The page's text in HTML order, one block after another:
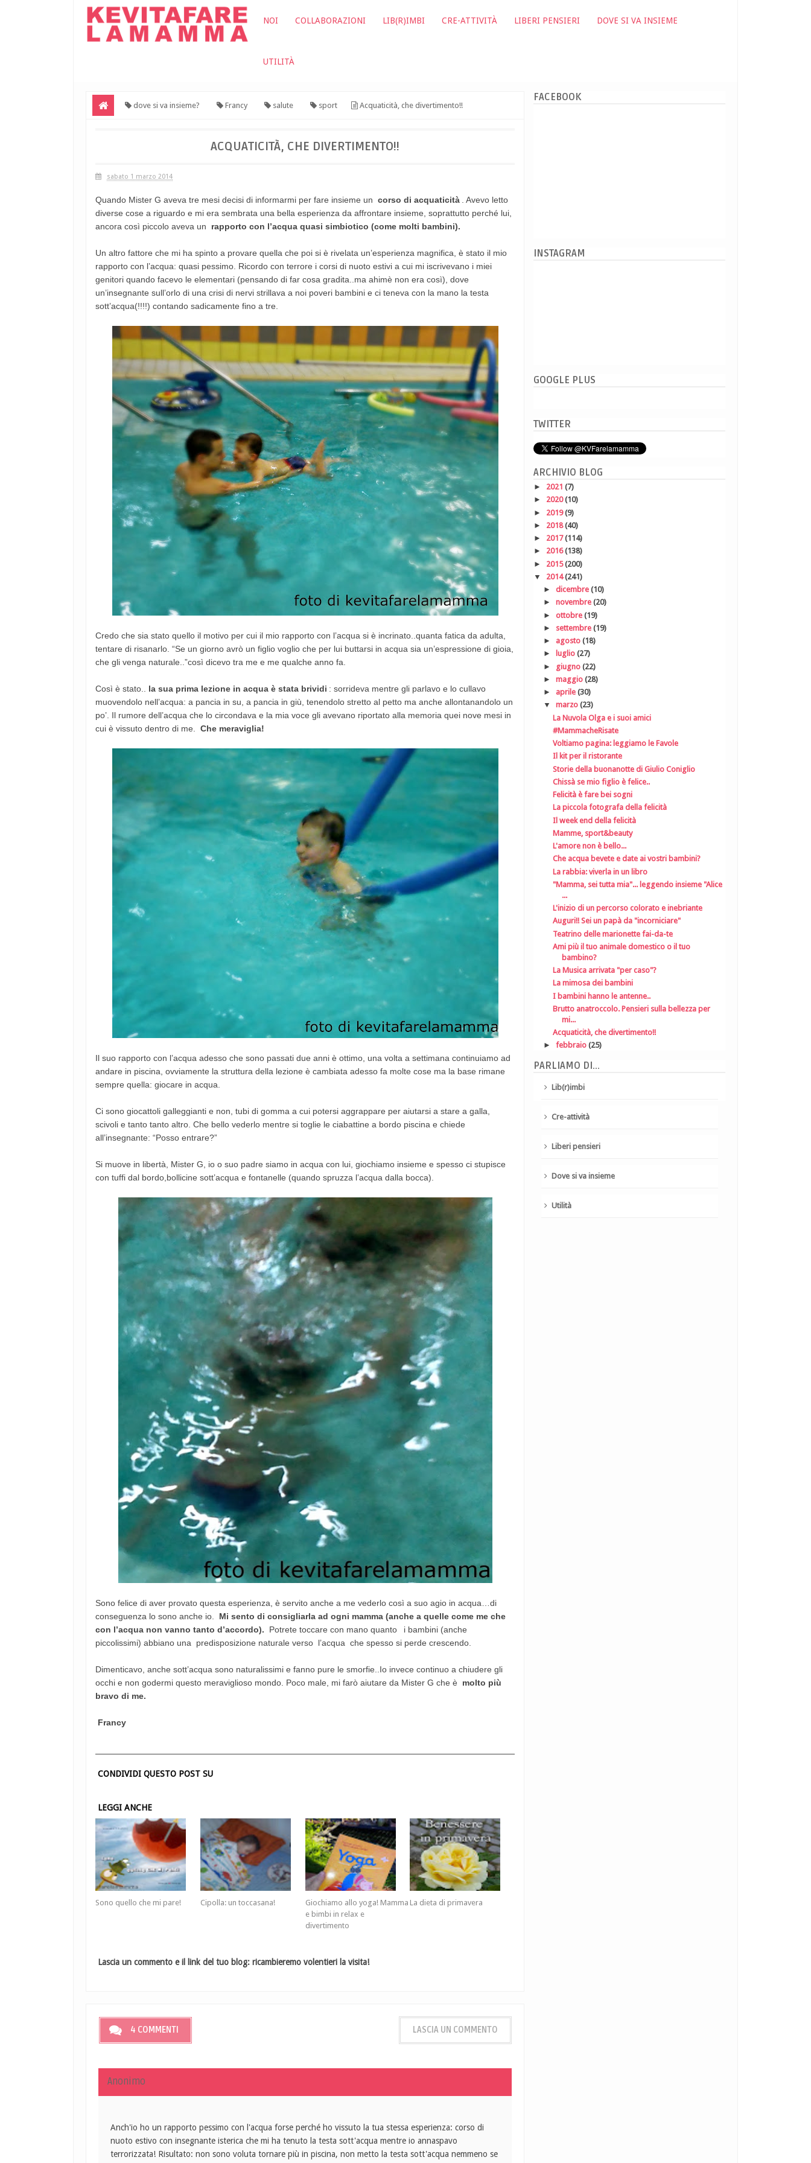
NOI COLLABORAZIONI LIB(R)IMBI CRE-ATTIVITÀ LIBERI PENSIERI DOVE SI VA INSIEME
UTILITÀ
dove si va insieme? Francy salute sport Acquaticità, che divertimento!!
ACQUATICITÀ, CHE DIVERTIMENTO!!
sabato 1 marzo 2014
Quando Mister G aveva tre mesi decisi di informarmi per fare insieme un corso di acquaticità
. Avevo letto
diverse cose a riguardo e mi era sembrata una bella esperienza da affrontare insieme, soprattutto perché lui,
ancora così piccolo aveva un
rapporto con l’acqua quasi simbiotico (come molti bambini).
Un altro fattore che mi ha spinto a provare quella che poi si è rivelata un’esperienza magnifica, è stato il mio
rapporto con l’acqua: quasi pessimo. Ricordo con terrore i corsi di nuoto estivi a cui mi iscrivevano i miei
genitori quando facevo le elementari (pensando di far cosa gradita..ma ahimè non era così), dove
un’insegnante sull’orlo di una crisi di nervi strillava a noi poveri bambini e ci teneva con la mano la testa
sott’acqua(!!!!) contando sadicamente fino a tre.
Credo che sia stato quello il motivo per cui il mio rapporto con l’acqua si è incrinato..quanta fatica da adulta,
tentare di risanarlo. “Se un giorno avrò un figlio voglio che per lui buttarsi in acqua sia un’espressione di gioia,
che gli venga naturale..”così dicevo tra me e me qualche anno fa.
Così è stato.. la sua prima lezione in acqua è stata brividi : sorrideva mentre gli parlavo e lo cullavo
muovendolo nell’acqua: a pancia in su, a pancia in giù, tenendolo stretto al petto ma anche allontanandolo un
po’. Il rumore dell’acqua che lo circondava e la mia voce gli avevano riportato alla memoria quei nove mesi in
cui è vissuto dentro di me.
Che meraviglia!
Il suo rapporto con l’acqua adesso che sono passati due anni è ottimo, una volta a settimana continuiamo ad
andare in piscina, ovviamente la struttura della lezione è cambiata adesso fa molte cose ma la base rimane
sempre quella: giocare in acqua.
Ci sono giocattoli galleggianti e non, tubi di gomma a cui potersi aggrappare per aiutarsi a stare a galla,
scivoli e tanto tanto altro. Che bello vederlo mentre si toglie le ciabattine a bordo piscina e chiede
all’insegnante: “Posso entrare?”
Si muove in libertà, Mister G, io o suo padre siamo in acqua con lui, giochiamo insieme e spesso ci stupisce
con tuffi dal bordo,bollicine sott’acqua e fontanelle (quando spruzza l’acqua dalla bocca).
Sono felice di aver provato questa esperienza, è servito anche a me vederlo così a suo agio in acqua…di
conseguenza lo sono anche io.
Mi sento di consigliarla ad ogni mamma (anche a quelle come me che
con l’acqua non vanno tanto d’accordo).
Potrete toccare con mano quanto
i bambini (anche
piccolissimi) abbiano una predisposizione naturale verso l’acqua che spesso si perde crescendo.
Dimenticavo, anche sott’acqua sono naturalissimi e fanno pure le smorfie..Io invece continuo a chiudere gli
occhi e non godermi questo meraviglioso mondo. Poco male, mi farò aiutare da Mister G che è
molto più
bravo di me.
Francy
CONDIVIDI QUESTO POST SU
LEGGI ANCHE
Sono quello che mi pare! Cipolla: un toccasana!
Giochiamo allo yoga! Mamma
e bimbi in relax e
divertimento
La dieta di primavera
Lascia un commento e il link del tuo blog: ricambieremo volentieri la visita!
4 COMMENTI LASCIA UN COMMENTO
Anonimo
Anch'io ho un rapporto pessimo con l'acqua forse perché ho vissuto la tua stessa esperienza: corso di
nuoto estivo con insegnante isterica che mi ha tenuto la testa sott'acqua mentre io annaspavo
terrorizzata! Risultato: non sono voluta tornare più in piscina, non metto la testa sott'acqua nemmeno se
FACEBOOK
INSTAGRAM
GOOGLE PLUS
TWITTER
ARCHIVIO BLOG
► 2021 (7)
► 2020(10)
► 2019(9)
► 2018(40)
► 2017(114)
► 2016(138)
► 2015(200)
▼ 2014(241)
► dicembre (10)
► novembre (20)
► ottobre (19)
► settembre (19)
► agosto (18)
►
luglio (27)
► giugno (22)
► maggio (28)
► aprile (30)
▼ marzo (23)
La Nuvola Olga e i suoi amici
#MammacheRisate
Voltiamo pagina: leggiamo le Favole
Il kit per il ristorante
Storie della buonanotte di Giulio Coniglio
Chissà se mio figlio è felice..
Felicità è fare bei sogni
La piccola fotografa della felicità
Il week end della felicità
Mamme, sport&beauty
L'amore non è bello...
Che acqua bevete e date ai vostri bambini?
La rabbia: viverla in un libro
"Mamma, sei tutta mia"... leggendo insieme "Alice
...
L'inizio di un percorso colorato e inebriante
Auguri!! Sei un papà da "incorniciare"
Teatrino delle marionette fai-da-te
Ami più il tuo animale domestico o il tuo
bambino?
La Musica arrivata "per caso"?
La mimosa dei bambini
I bambini hanno le antenne..
Brutto anatroccolo. Pensieri sulla bellezza per
mi...
Acquaticità, che divertimento!!
► febbraio (25)
PARLIAMO DI...
Lib(r)imbi
Cre-attività
Liberi pensieri
Dove si va insieme
Utilità